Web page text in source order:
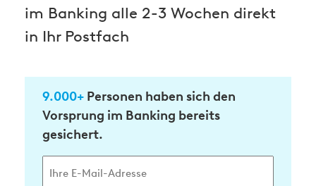
im Banking alle 2-3 Wochen direkt
in Ihr Postfach
9.000+ Personen haben sich den
Vorsprung im Banking bereits
gesichert.